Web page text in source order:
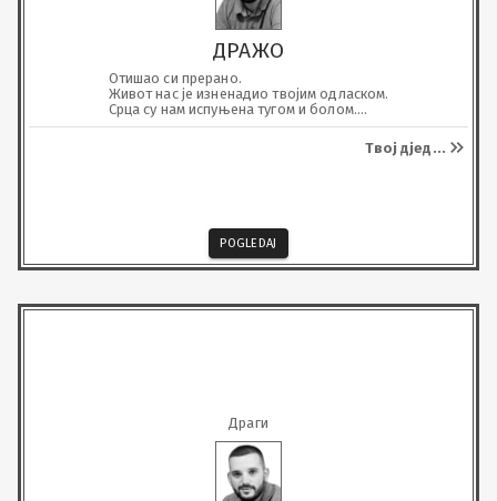
ДРАЖО
Отишао си прерано.
Живот нас је изненадио твојим одласком.
Срца су нам испуњена тугом и болом.
Али смо поносни што си био баш наш.
Твој дјед ...
POGLEDAJ
Драги